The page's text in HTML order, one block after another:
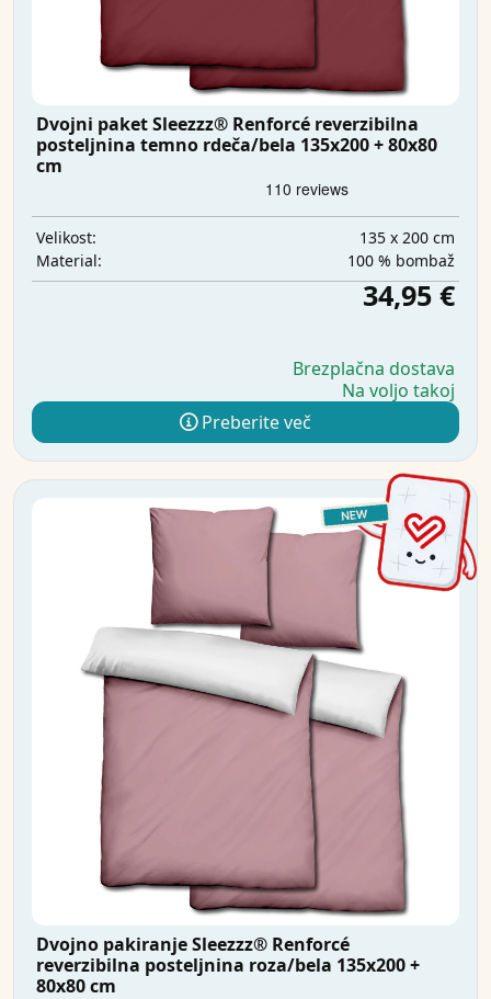
Dvojni paket Sleezzz® Renforcé reverzibilna
posteljnina temno rdeča/bela 135x200 + 80x80
cm
Velikost:
135 x 200 cm
Material:
100 % bombaž
34,95 €
Brezplačna dostava
Na voljo takoj
Preberite več
Dvojno pakiranje Sleezzz® Renforcé
reverzibilna posteljnina roza/bela 135x200 +
80x80 cm